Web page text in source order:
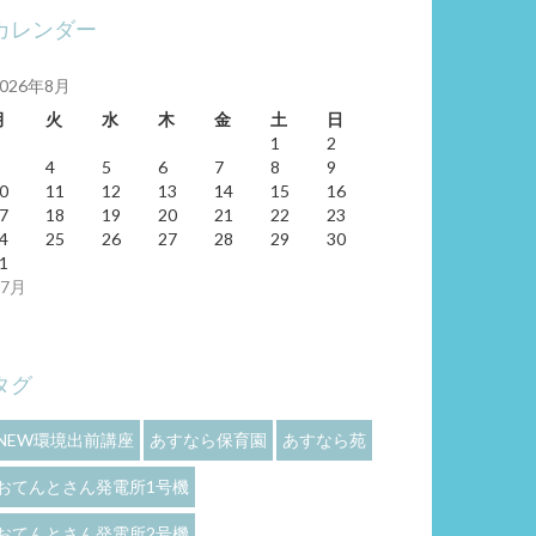
レンダー
年8月
火 水 木 金 土 日
月
1
2
4 5 6 7 8
9
11 12 13 14 15
16
18 19 20 21 22
23
25 26 27 28 29
30
グ
環境出前講座 あすなら保育園 あすなら苑
てんとさん発電所1号機